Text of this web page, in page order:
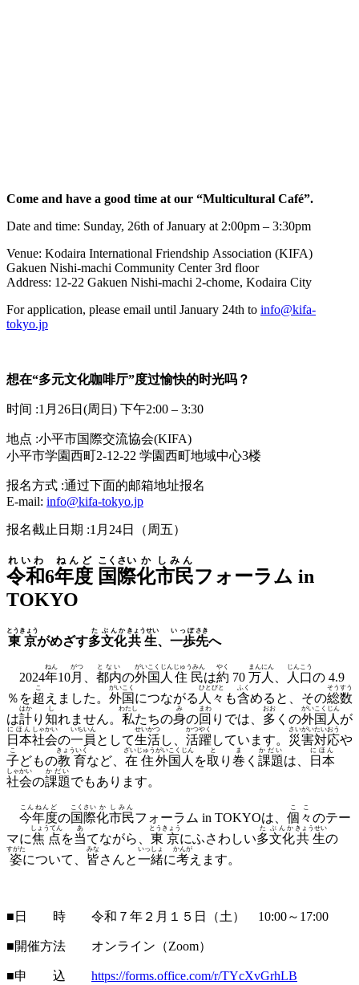
Come and have a good time at our “Multicultural Café”.
Date and time: Sunday, 26th of January at 2:00pm – 3:30pm
Venue: Kodaira International Friendship Association (KIFA)
Gakuen Nishi-machi Community Center 3rd floor
Address: 12-22 Gakuen Nishi-machi 2-chome, Kodaira City
For application, please email until January 24th to info@kifa-
tokyo.jp
想在“多元文化咖啡厅”度过愉快的时光吗？
时间 :1月26日(周日) 下午2:00 – 3:30
地点 :小平市国際交流協会(KIFA)
小平市学園西町2-12-22 学園西町地域中心3楼
报名方式 :通过下面的邮箱地址报名
E-mail: info@kifa-tokyo.jp
报名截止日期 :1月24日（周五）
令和
れいわ
6年度
ねんど
国際
こくさい
化
か
市民
しみん
フォーラム in
TOKYO
東京
とうきょう
がめざす多
た
文化
ぶんか
共生
きょうせい
、 一歩
いっぽ
先
さき
へ
2024年
ねん
10月
がつ
都内
とない
の外国
がいこく
人
じん
住民
じゅうみん
は約
やく
70 万
まん
人
にん
人口
じんこう
の 4.9
％を超
こ
えました。 外国
がいこく
につながる 人々
ひとびと
も含
ふく
めると、その総数
そうすう
は計
はか
り 知
し
れません。 私
わたし
たちの身
み
の回
まわ
りでは、 多
おお
くの外国
がいこく
人
じん
が
日本
にほん
社会
しゃかい
の一員
いちいん
として生活
せいかつ
し、 活躍
かつやく
しています。 災害
さいがい
対応
たいおう
や
子
こ
どもの教育
きょういく
など、 在住
ざいじゅう
外国
がいこく
人
じん
を取
と
り 巻
ま
く 課題
かだい
は、 日本
にほん
社会
しゃかい
の課題
かだい
でもあります。
今年度
こんねんど
の国際
こくさい
化
か
市民
しみん
フォーラム in TOKYOは、 個々
ここ
のテー
マに焦点
しょうてん
を当
あ
てながら、 東京
とうきょう
にふさわしい多
た
文化
ぶんか
共生
きょうせい
の
姿
すがた
について、 皆
みな
さんと一緒
いっしょ
に考
かんが
えます。
■日 時 令和７年２月１５日（土） 10:00～17:00
■開催方法 オンライン（Zoom）
■申 込 https://forms.office.com/r/TYcXvGrhLB